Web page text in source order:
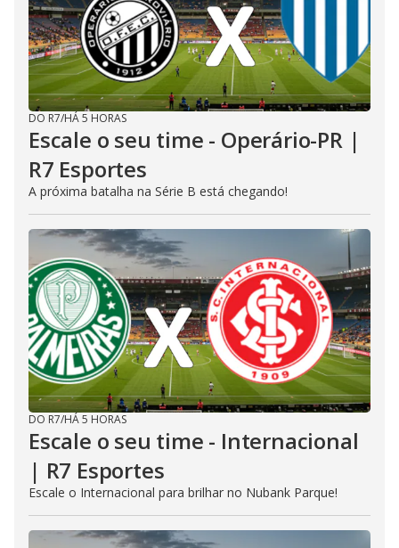
DO R7/HÁ 5 HORAS
Escale o seu time - Operário-PR |
R7 Esportes
A próxima batalha na Série B está chegando!
DO R7/HÁ 5 HORAS
Escale o seu time - Internacional
| R7 Esportes
Escale o Internacional para brilhar no Nubank Parque!